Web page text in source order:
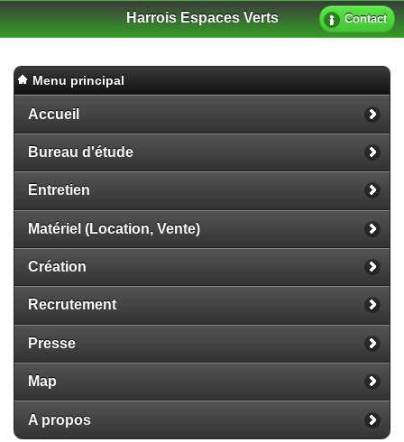
Harrois Espaces Verts Contact
Menu principal
Accueil
Bureau d'étude
Entretien
Matériel (Location, Vente)
Création
Recrutement
Presse
Map
A propos